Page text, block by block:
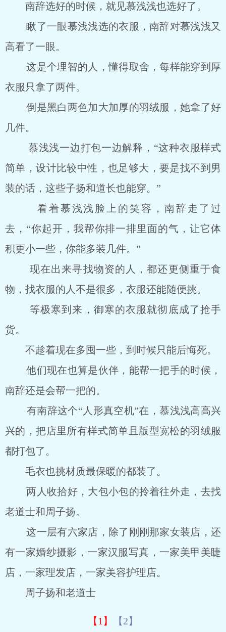
南辞选好的时候，就见慕浅浅也选好了。
瞅了一眼慕浅浅选的衣服，南辞对慕浅浅又
高看了一眼。
这是个理智的人，懂得取舍，每样能穿到厚
衣服只拿了两件。
倒是黑白两色加大加厚的羽绒服，她拿了好
几件。
慕浅浅一边打包一边解释，“这种衣服样式
简单，设计比较中性，也足够大，要是找不到男
装的话，这些子扬和道长也能穿。”
看着慕浅浅脸上的笑容，南辞走了过
去，“你起开，我帮你排一排里面的气，让它体
积更小一些，你能多装几件。”
现在出来寻找物资的人，都还更侧重于食
物，找衣服的人不是很多，衣服还能随便挑。
等极寒到来，御寒的衣服就彻底成了抢手
货。
不趁着现在多囤一些，到时候只能后悔死。
他们现在也算是伙伴，能帮一把手的时候，
南辞还是会帮一把的。
有南辞这个“人形真空机”在，慕浅浅高高兴
兴的，把店里所有样式简单且版型宽松的羽绒服
都打包了。
毛衣也挑材质最保暖的都装了。
两人收拾好，大包小包的拎着往外走，去找
老道士和周子扬。
这一层有六家店，除了刚刚那家女装店，还
有一家婚纱摄影，一家汉服写真，一家美甲美睫
店，一家理发店，一家美容护理店。
周子扬和老道士
【1】 【2】